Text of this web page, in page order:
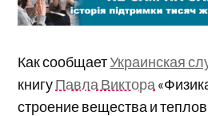
Как сообщаетУкраинская
книгуПавла Виктора
строение вещества и